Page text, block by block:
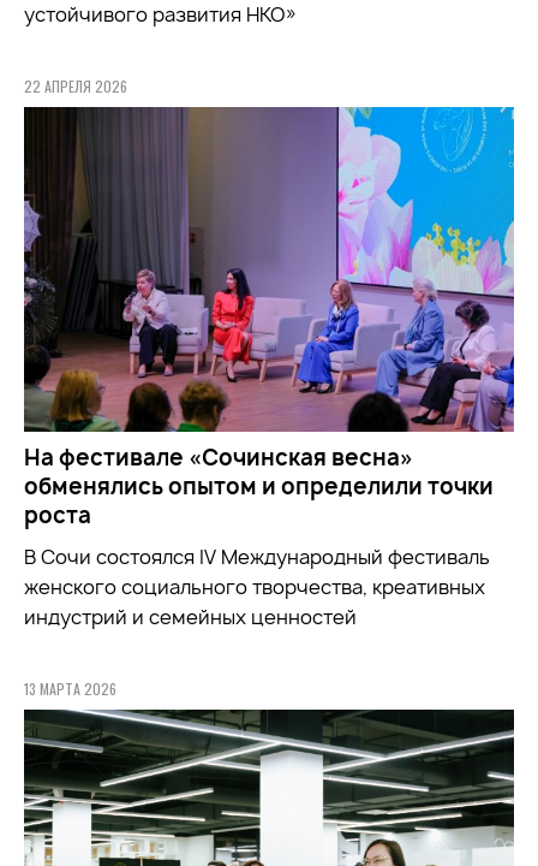
устойчивого развития НКО»
22 АПРЕЛЯ 2026
На фестивале «Сочинская весна»
обменялись опытом и определили точки
роста
В Сочи состоялся IV Международный фестиваль
женского социального творчества, креативных
индустрий и семейных ценностей
13 МАРТА 2026